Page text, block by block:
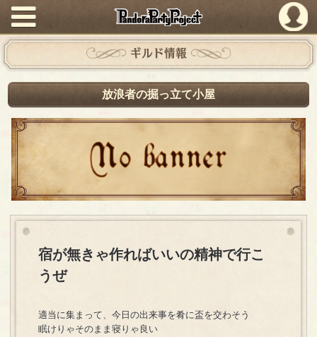
PandoraPartyProject
ギルド情報
放浪者の掘っ立て小屋
宿が無きゃ作ればいいの精神で行こ
うぜ
適当に集まって、今日の出来事を肴に盃を交わそう
眠けりゃそのまま寝りゃ良い